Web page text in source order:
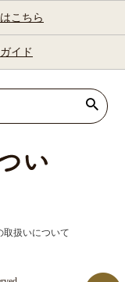
こちら
イド
取扱いについて